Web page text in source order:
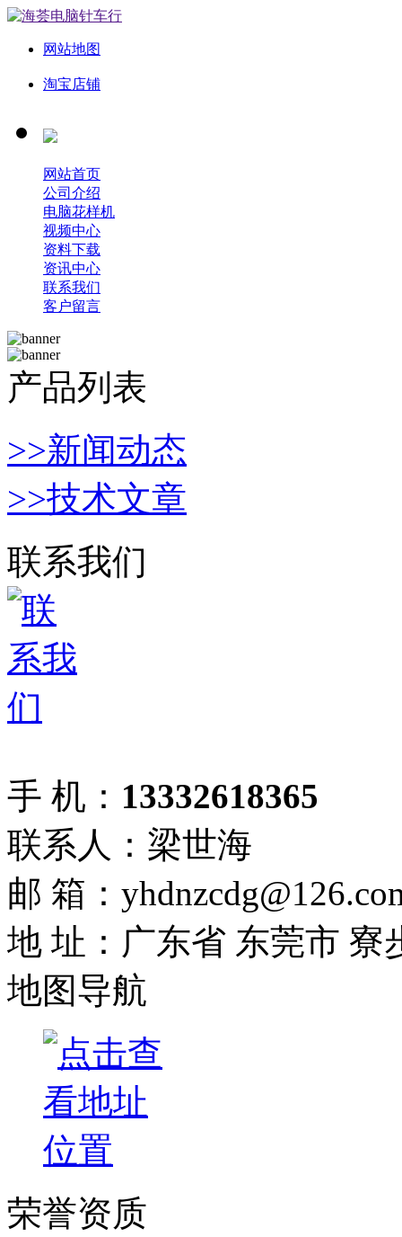
网站地图
淘宝店铺
网站首页
公司介绍
电脑花样机
视频中心
资料下载
资讯中心
联系我们
客户留言
产品列表
>>新闻动态
>>技术文章
联系我们
手 机： 13332618365
联系人：梁世海
邮 箱：
地 址：广东省 东莞市 寮
地图导航
荣誉资质